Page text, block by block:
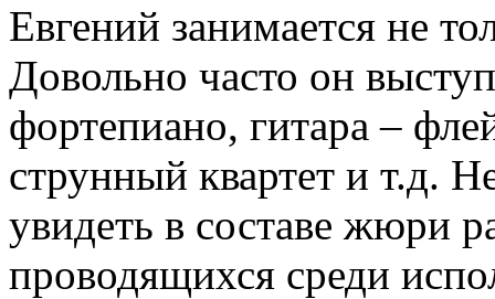
Евгений занимается не
Довольно часто он
фортепиано, гитара –
струнный квартет и т.д.
увидеть в составе жюри
проводящихся среди